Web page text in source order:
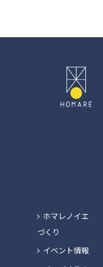
ホマレノイエ
づくり
イベント情報